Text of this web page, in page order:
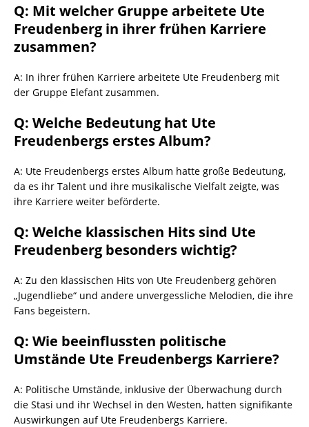
Q: Mit welcher Gruppe arbeitete Ute
Freudenberg in ihrer frühen Karriere
zusammen?
A: In ihrer frühen Karriere arbeitete Ute Freudenberg mit
der Gruppe Elefant zusammen.
Q: Welche Bedeutung hat Ute
Freudenbergs erstes Album?
A: Ute Freudenbergs erstes Album hatte große Bedeutung,
da es ihr Talent und ihre musikalische Vielfalt zeigte, was
ihre Karriere weiter beförderte.
Q: Welche klassischen Hits sind Ute
Freudenberg besonders wichtig?
A: Zu den klassischen Hits von Ute Freudenberg gehören
„Jugendliebe“ und andere unvergessliche Melodien, die ihre
Fans begeistern.
Q: Wie beeinflussten politische
Umstände Ute Freudenbergs Karriere?
A: Politische Umstände, inklusive der Überwachung durch
die Stasi und ihr Wechsel in den Westen, hatten signifikante
Auswirkungen auf Ute Freudenbergs Karriere.